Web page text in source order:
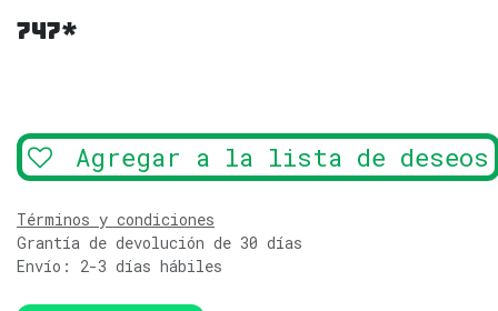
747*
Agregar a la lista de deseos
Términos y condiciones
Grantía de devolución de 30 días
Envío: 2-3 días hábiles